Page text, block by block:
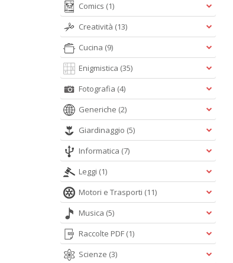
Comics (1)
Creatività (13)
Cucina (9)
Enigmistica (35)
Fotografia (4)
Generiche (2)
Giardinaggio (5)
Informatica (7)
Leggi (1)
Motori e Trasporti (11)
Musica (5)
Raccolte PDF (1)
Scienze (3)